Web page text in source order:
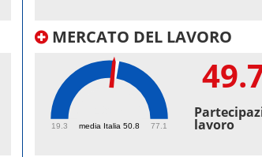
MERCATO DEL LAVORO
media Italia 50.8
19.3 77.1 lavoro